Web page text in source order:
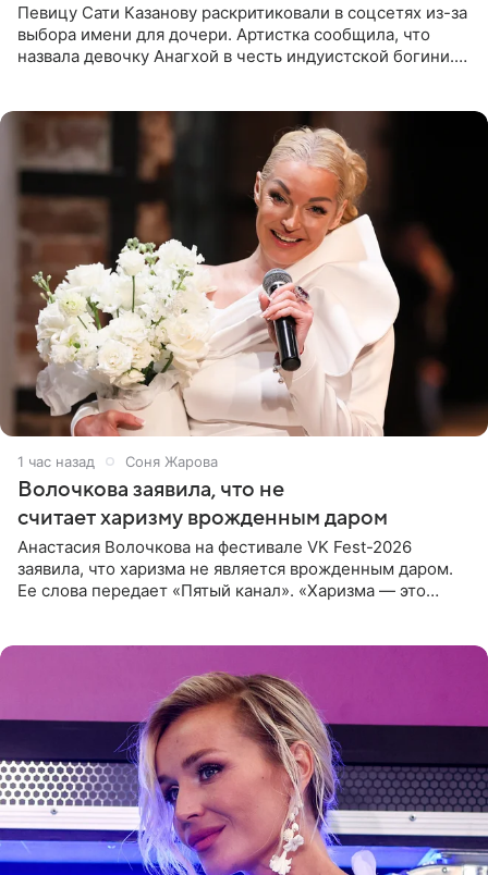
Певицу Сати Казанову раскритиковали в соцсетях из-за
выбора имени для дочери. Артистка сообщила, что
назвала девочку Анагхой в честь индуистской богини.
1 час назад Соня Жарова
Волочкова заявила, что не
считает харизму врожденным даром
Анастасия Волочкова на фестивале VK Fest-2026
заявила, что харизма не является врожденным даром.
Ее слова передает «Пятый канал». «Харизма — это